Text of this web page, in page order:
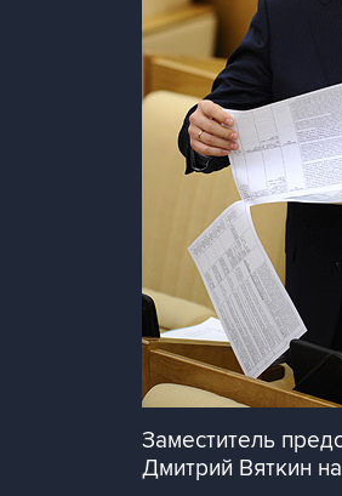
Заместитель
Дмитрий Вяткин